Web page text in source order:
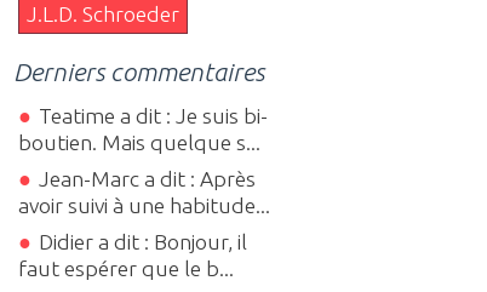
J.L.D. Schroeder
Derniers commentaires
Teatime a dit : Je suis bi-
boutien. Mais quelque s...
Jean-Marc a dit : Après
avoir suivi à une habitude...
Didier a dit : Bonjour, il
faut espérer que le b...